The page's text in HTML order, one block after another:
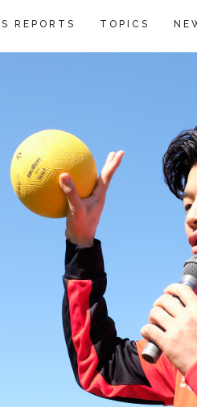
REPORTS TOPICS